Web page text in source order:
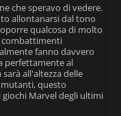
che speravo di vedere.
allontanarsi dal tono
qualcosa di molto
combattimenti
fanno davvero
perfettamente al
all'altezza delle
questo
Marvel degli ultimi